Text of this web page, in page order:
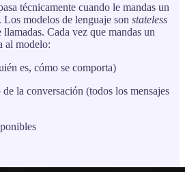
técnicamente cuando le mandas un
modelos de lenguaje son stateless
Cada vez que mandas un
al modelo:
es, cómo se comporta)
la conversación (todos los mensajes